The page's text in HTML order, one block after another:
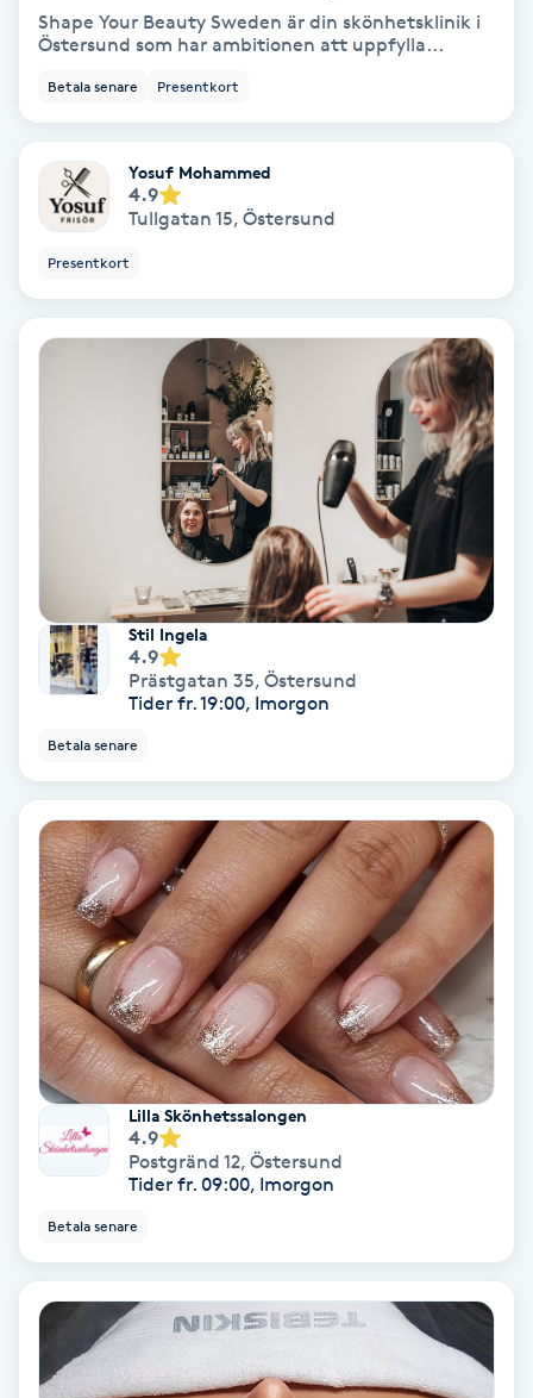
MicroPen
Microshading
Mixfransar
Nagelförlängning
Nagelförlängning gelé
Nagelförlängning glasfiber
Nagelförlängning silke
Nagelförstärkning
Nagelklippning
Nagelvård
Naglar borttagning
Naglar reparation
Naprapati
Navelpiercing
NBE-massage
Ny frisyr
Olaplex
Shape Your Beauty Sweden är din skönhetsklinik i
Östersund som har ambitionen att uppfylla...
Betala senare Presentkort
Yosuf Mohammed
4.9
Tullgatan 15, Östersund
Presentkort
Stil Ingela
4.9
Prästgatan 35, Östersund
Tider fr. 19:00, Imorgon
Betala senare
Lilla Skönhetssalongen
4.9
Postgränd 12, Östersund
Tider fr. 09:00, Imorgon
Betala senare